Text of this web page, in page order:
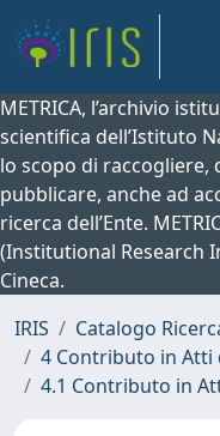
METRICA, l’archivio
scientifica dell’Istituto
lo scopo di raccogliere,
pubblicare, anche ad
ricerca dell’Ente.
(Institutional Research
Cineca.
IRIS
Catalogo
4 Contributo in Atti
4.1 Contributo in